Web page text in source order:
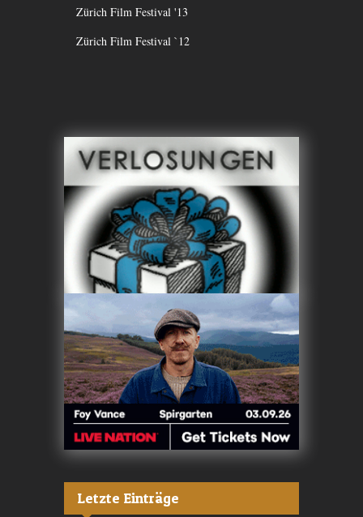
Zürich Film Festival '13
Zürich Film Festival `12
Letzte Einträge